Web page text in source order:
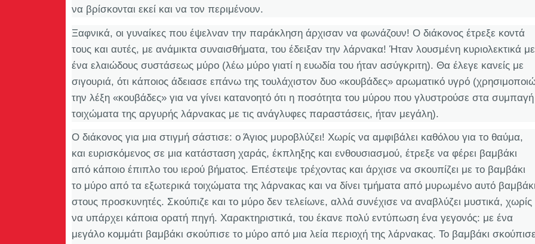
να βρίσκονται εκεί και να τον περιμένουν.
Ξαφνικά, οι γυναίκες που έψελναν την παράκληση άρχισαν να φωνάζουν! Ο διάκονος έτρεξε κοντά
τους και αυτές, με ανάμικτα συναισθήματα, του έδειξαν την λάρνακα! Ήταν λουσμένη κυριολεκτικά με
ένα ελαιώδους συστάσεως μύρο (λέω μύρο γιατί η ευωδία του ήταν ασύγκριτη). Θα έλεγε κανείς με
σιγουριά, ότι κάποιος άδειασε επάνω της τουλάχιστον δυο «κουβάδες» αρωματικό υγρό
την λέξη «κουβάδες» για να γίνει κατανοητό ότι η ποσότητα του μύρου που γλυστρούσε στα συμπαγή
τοιχώματα της αργυρής λάρνακας με τις ανάγλυφες παραστάσεις, ήταν μεγάλη).
Ο διάκονος για μια στιγμή σάστισε: ο Άγιος μυροβλύζει! Χωρίς να αμφιβάλει καθόλου για το θαύμα,
και ευρισκόμενος σε μια κατάσταση χαράς, έκπληξης και ενθουσιασμού, έτρεξε να φέρει βαμβάκι
από κάποιο έπιπλο του ιερού βήματος. Επέστεψε τρέχοντας και άρχισε να σκουπίζει με το βαμβάκι
το μύρο από τα εξωτερικά τοιχώματα της λάρνακας και να δίνει τμήματα από μυρωμένο αυτό
στους προσκυνητές. Σκούπιζε και το μύρο δεν τελείωνε, αλλά συνέχισε να αναβλύζει μυστικά, χωρίς
να υπάρχει κάποια ορατή πηγή. Χαρακτηριστικά, του έκανε πολύ εντύπωση ένα γεγονός: με ένα
μεγάλο κομμάτι βαμβάκι σκούπισε το μύρο από μια λεία περιοχή της λάρνακας. Το βαμβάκι